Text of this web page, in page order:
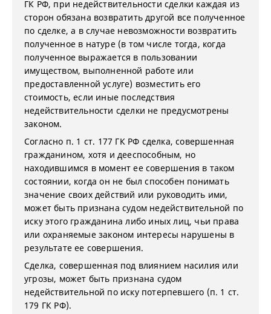
ГК РФ, при недействительности сделки каждая из
сторон обязана возвратить другой все полученное
по сделке, а в случае невозможности возвратить
полученное в натуре (в том числе тогда, когда
полученное выражается в пользовании
имуществом, выполненной работе или
предоставленной услуге) возместить его
стоимость, если иные последствия
недействительности сделки не предусмотрены
законом.
Согласно п. 1 ст. 177 ГК РФ сделка, совершенная
гражданином, хотя и дееспособным, но
находившимся в момент ее совершения в таком
состоянии, когда он не был способен понимать
значение своих действий или руководить ими,
может быть признана судом недействительной по
иску этого гражданина либо иных лиц, чьи права
или охраняемые законом интересы нарушены в
результате ее совершения.
Сделка, совершенная под влиянием насилия или
угрозы, может быть признана судом
недействительной по иску потерпевшего (п. 1 ст.
179 ГК РФ).